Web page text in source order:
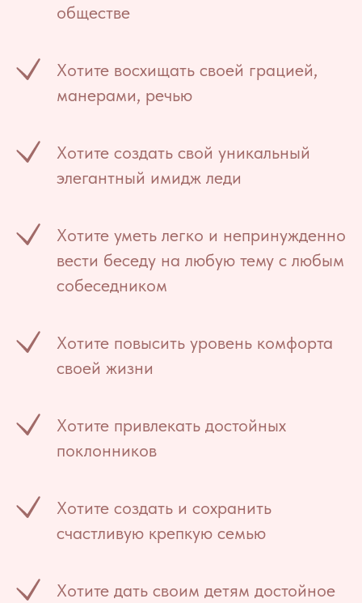
обществе
Хотите восхищать своей грацией,
манерами, речью
Хотите создать свой уникальный
элегантный имидж леди
Хотите уметь легко и непринужденно
вести беседу на любую тему с любым
собеседником
Хотите повысить уровень комфорта
своей жизни
Хотите привлекать достойных
поклонников
Хотите создать и сохранить
счастливую крепкую семью
Хотите дать своим детям достойное